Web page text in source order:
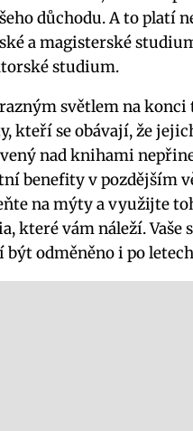
důchodu. A to platí
a magisterské
studium.
světlem na
kteří se obávají, že
nad knihami
benefity v pozdějším
na mýty a využijte
které vám náleží. Vaše
být odměněno i po